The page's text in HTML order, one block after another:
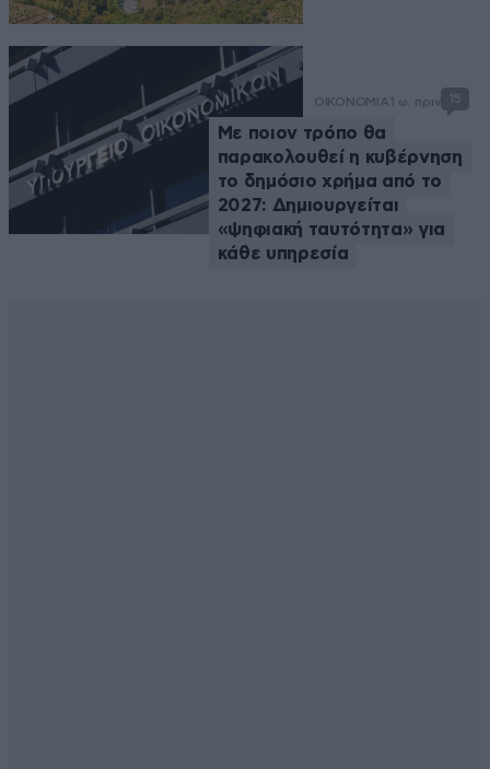
ΟΙΚΟΝΟΜΙΑ 1 ω. πριν 15
Με ποιον τρόπο θα
παρακολουθεί η κυβέρνηση
το δημόσιο χρήμα από το
2027: Δημιουργείται
«ψηφιακή ταυτότητα» για
κάθε υπηρεσία